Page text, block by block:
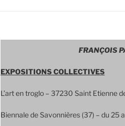
FRANÇOIS
EXPOSITIONS COLLECTIVES
L’art en troglo – 37230 Saint Etienne
Biennale de Savonnières (37) – du 25